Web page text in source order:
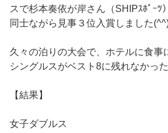
スで杉本奏依が岸さん（SHIPｽﾎﾟｰﾂ
同士ながら見事３位入賞しました
久々の泊りの大会で、ホテルに食事
シングルスがベスト8に残れなかっ
【結果】
女子ダブルス